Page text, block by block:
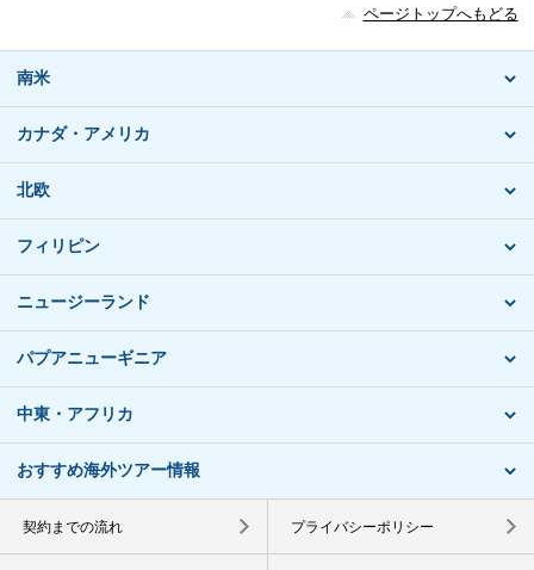
ページトップへもどる
南米
カナダ・アメリカ
北欧
フィリピン
ニュージーランド
パプアニューギニア
中東・アフリカ
おすすめ海外ツアー情報
契約までの流れ プライバシーポリシー